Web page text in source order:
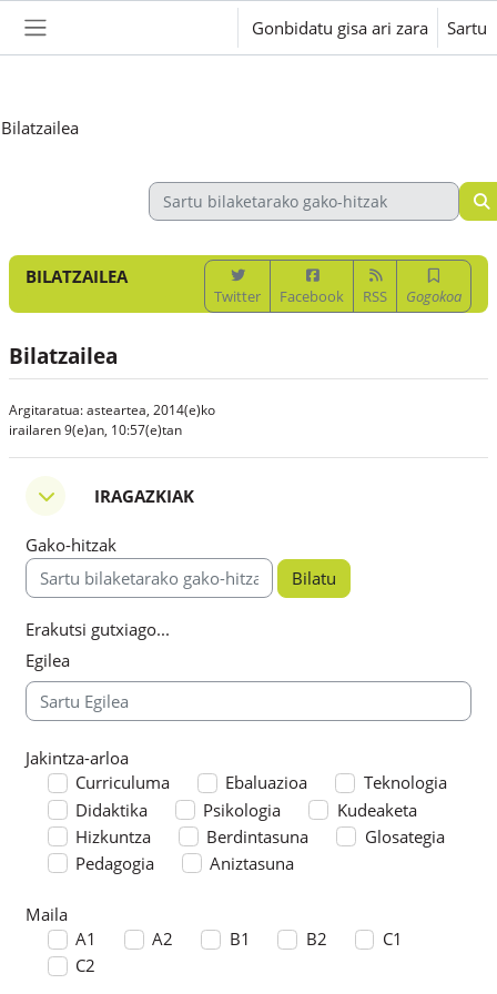
Alboko panela
Gonbidatu gisa ari zara Sartu
Bilatzailea
BILATZAILEA
Twitter Facebook RSS Gogokoa
Bilatzailea
Argitaratua: asteartea, 2014(e)ko
irailaren 9(e)an, 10:57(e)tan
Iragazkiak
IragazkiakIRAGAZKIAK
Gako-hitzak
Gako-hitzak
Erakutsi gutxiago...
Egilea
Jakintza-arloa
Jakintza-arloa
Curriculuma Ebaluazioa
Teknologia
Didaktika
Psikologia
Kudeaketa
Hizkuntza
Berdintasuna
Glosategia
Pedagogia
Aniztasuna
Maila
MailaA1 A2 B1 B2
C1
C2